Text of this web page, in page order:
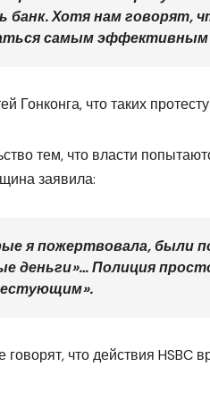
банк. Хотя нам говорят,
самым эффективным
Гонконга, что таких
тем, что власти
заявила:
я пожертвовала, были
деньги»… Полиция
что действия HSBC